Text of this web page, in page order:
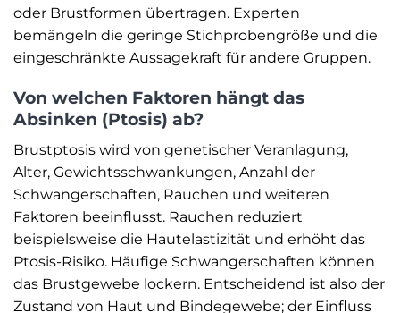
oder Brustformen übertragen. Experten
bemängeln die geringe Stichprobengröße und die
eingeschränkte Aussagekraft für andere Gruppen.
Von welchen Faktoren hängt das
Absinken (Ptosis) ab?
Brustptosis wird von genetischer Veranlagung,
Alter, Gewichtsschwankungen, Anzahl der
Schwangerschaften, Rauchen und weiteren
Faktoren beeinflusst. Rauchen reduziert
beispielsweise die Hautelastizität und erhöht das
Ptosis-Risiko. Häufige Schwangerschaften können
das Brustgewebe lockern. Entscheidend ist also der
Zustand von Haut und Bindegewebe; der Einfluss